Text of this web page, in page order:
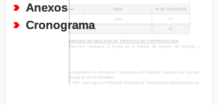
Anexos
Cronograma